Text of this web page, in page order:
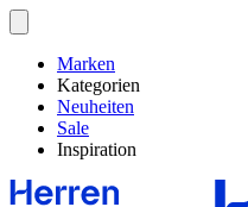
Marken
Kategorien
Neuheiten
Sale
Inspiration